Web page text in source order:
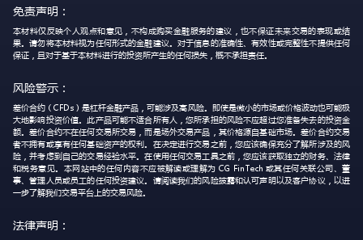
免责声明：
本材料仅反映个人观点和意见，不构成购买金融服务的建议，也不保证未来交易的表现或结
果。请勿将本材料视为任何形式的金融建议。对于信息的准确性、有效性或完整性不提供任何
保证，且对于基于本材料进行的投资所产生的任何损失，概不承担责任。
风险警示：
差价合约（CFDs）是杠杆金融产品，可能涉及高风险。即使是微小的市场或价格波动也可能极
大地影响投资价值。此产品可能不适合所有人，您所承担的风险不应超过您准备失去的投资金
额。差价合约不在任何交易所交易，而是场外交易产品，其价格源自基础市场。差价合约交易
者不拥有或享有任何基础资产的权利。在决定进行交易之前，您应该确保充分了解所涉及的风
险，并考虑到自己的交易经验水平。在使用任何交易工具之前，您应该获取独立的财务、法律
和税务意见。本网站中的任何内容不应被解读或理解为 CG FinTech 或其任何关联公司、董
事、管理人员或员工的任何投资建议。请阅读我们的风险披露和认可声明以及客户协议，以进
一步了解我们交易平台上的交易风险。
法律声明：